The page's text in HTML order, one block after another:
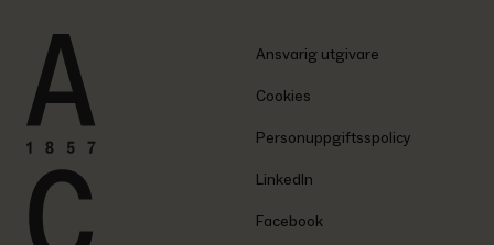
Ansvarig utgivare
Cookies
Personuppgiftsspolicy
LinkedIn
Facebook